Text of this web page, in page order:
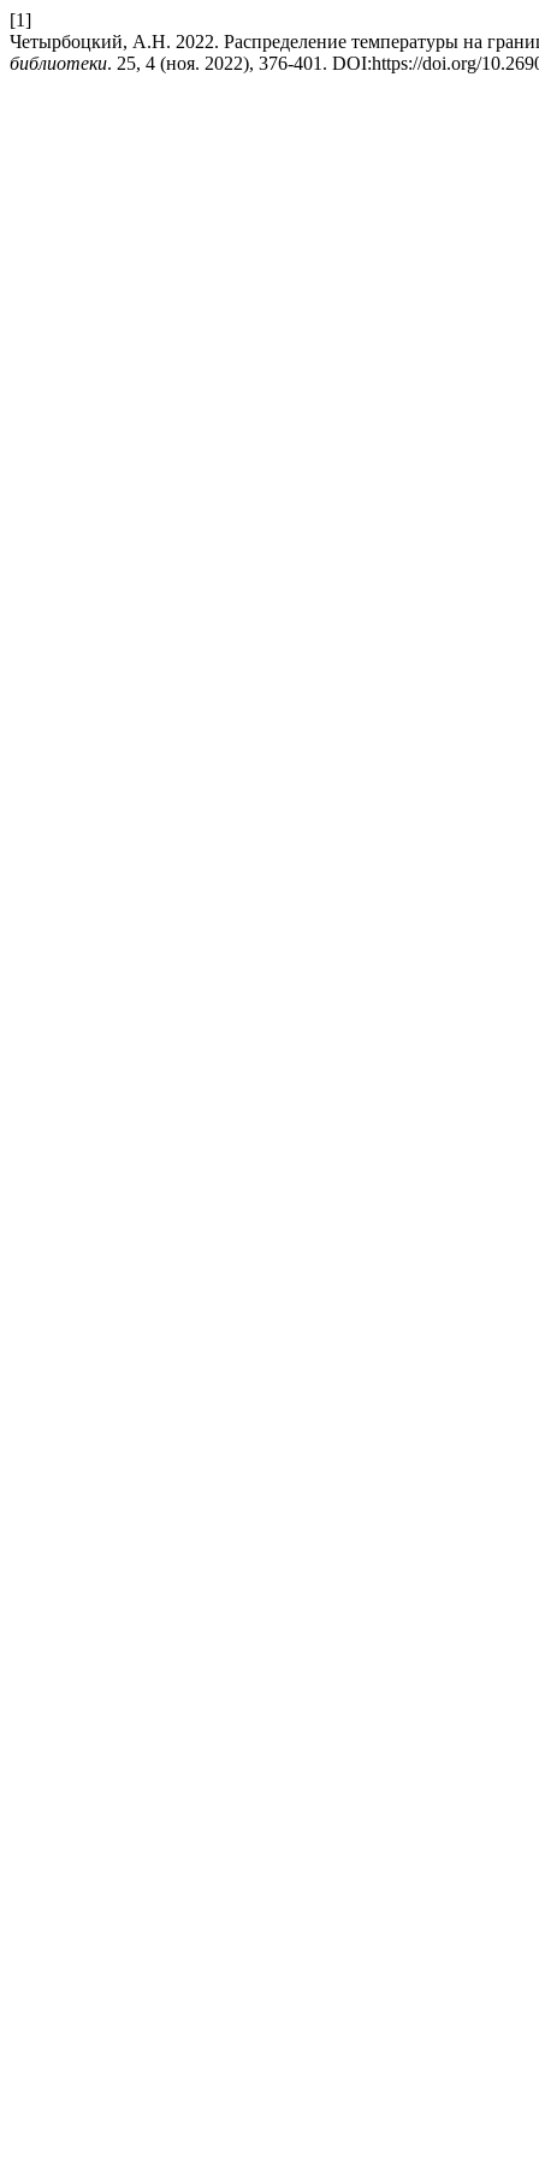
[1]
Четырбоцкий, А.Н. 2022. Распределение температуры на
библиотеки. 25, 4 (ноя. 2022), 376-401. DOI:https://doi.org/